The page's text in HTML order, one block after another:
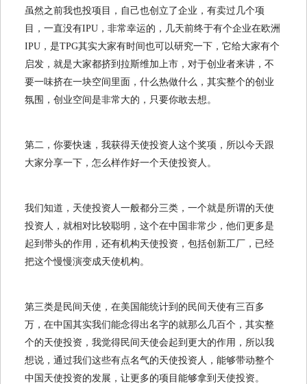
虽然之前我也投项目，自己也创立了企业，有卖过几个项
目，一直没有IPU，非常幸运的，几天前终于有个企业在欧洲
IPU，是TPG其实大家有时间也可以研究一下，它给大家有个
启发，就是大家都挤到拉斯维加上市，对于创业者来讲，不
要一味挤在一块空间里面，什么热做什么，其实整个的创业
氛围，创业空间是非常大的，只要你敢去想。
第二，你要快速，我获得天使投资人这个奖项，所以今天跟
大家分享一下，怎么样作好一个天使投资人。
我们知道，天使投资人一般都分三类，一个就是所谓的天使
投资人，就相对比较聪明，这个在中国非常少，他们更多是
起到带头的作用，还有机构天使投资，包括创新工厂，已经
把这个慢慢演变成天使机构。
第三类是民间天使，在美国能统计到的民间天使有三百多
万，在中国其实我们能念得出名字的就那么几百个，其实整
个的天使投资，我觉得民间天使会起到更大的作用，所以我
想说，通过我们这些有点名气的天使投资人，能够带动整个
中国天使投资的发展，让更多的项目能够拿到天使投资。